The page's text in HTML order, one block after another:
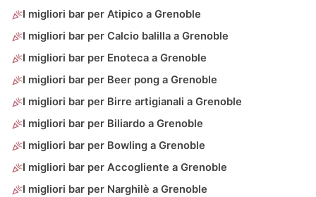
I migliori bar per Atipico a Grenoble
I migliori bar per Calcio balilla a Grenoble
I migliori bar per Enoteca a Grenoble
I migliori bar per Beer pong a Grenoble
I migliori bar per Birre artigianali a Grenoble
I migliori bar per Biliardo a Grenoble
I migliori bar per Bowling a Grenoble
I migliori bar per Accogliente a Grenoble
I migliori bar per Narghilè a Grenoble